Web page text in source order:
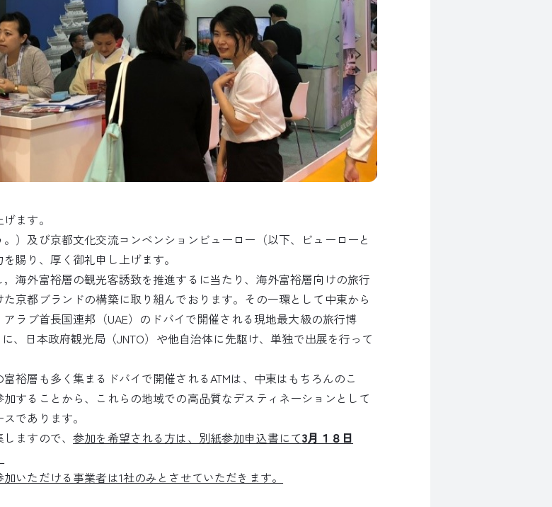
ます。
）及び京都文化交流コンベンションビューロー（以下、ビューローと
賜り、厚く御礼申し上げます。
海外富裕層の観光客誘致を推進するに当たり、海外富裕層向けの旅行
京都ブランドの構築に取り組んでおります。その一環として中東から
ラブ首長国連邦（UAE）のドバイで開催される現地最大級の旅行博
、日本政府観光局（JNTO）や他自治体に先駆け、単独で出展を行って
裕層も多く集まるドバイで開催されるATMは、中東はもちろんのこ
することから、これらの地域での高品質なデスティネーションとして
であります。
しますので、参加を希望される方は、別紙参加申込書にて3月１８日
いただける事業者は1社のみとさせていただきます。